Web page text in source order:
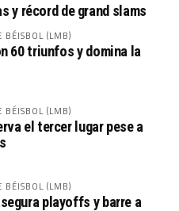
y récord de grand slams
BÉISBOL (LMB)
60 triunfos y domina la
BÉISBOL (LMB)
el tercer lugar pese a
BÉISBOL (LMB)
playoffs y barre a